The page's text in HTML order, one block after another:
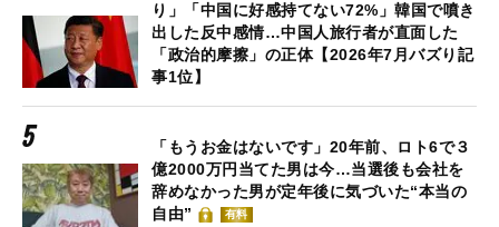
り」「中国に好感持てない72%」韓国で噴き
出した反中感情…中国人旅行者が直面した
「政治的摩擦」の正体【2026年7月バズり記
事1位】
「もうお金はないです」20年前、ロト6で３
億2000万円当てた男は今…当選後も会社を
辞めなかった男が定年後に気づいた“本当の
自由”
有料